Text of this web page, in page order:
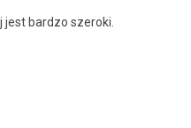
bardzo szeroki.